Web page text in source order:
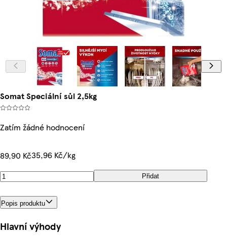
Somat Speciální sůl 2,5kg
Zatím žádné hodnocení
89,90 Kč35,96 Kč/kg
Přidat
Popis produktu
Hlavní výhody